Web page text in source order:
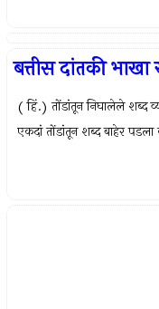
बत्तीस दांतकी
( हिं.) तोंडांतून निघालेले शब्द
एकदां तोंडांतून शब्द बाहेर पडला